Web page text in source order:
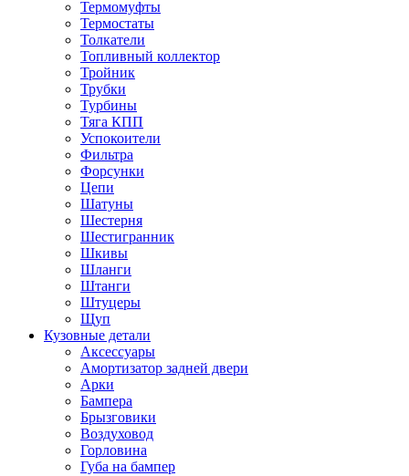
Термомуфты
Термостаты
Толкатели
Топливный коллектор
Тройник
Трубки
Турбины
Тяга КПП
Успокоители
Фильтра
Форсунки
Цепи
Шатуны
Шестерня
Шестигранник
Шкивы
Шланги
Штанги
Штуцеры
Щуп
Кузовные детали
Аксессуары
Амортизатор задней двери
Арки
Бампера
Брызговики
Воздуховод
Горловина
Губа на бампер